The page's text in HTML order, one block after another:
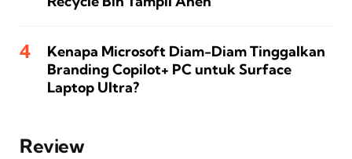
Kenapa Microsoft Diam-Diam Tinggalkan
Branding Copilot+ PC untuk Surface
Laptop Ultra?
Review